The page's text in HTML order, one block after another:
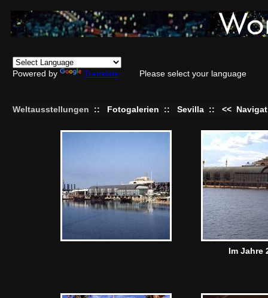
Powered by Translate Please select your language
Weltausstellungen :: Fotogalerien :: Sevilla :: <<
Im Jahre